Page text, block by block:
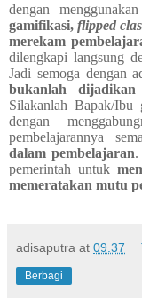
dengan
gamifikasi, flipped
merekam
dilengkapi langsung
Jadi semoga dengan
bukanlah
Silakanlah Bapak/Ibu
dengan
pembelajarannya
dalam pembelajaran.
pemerintah untuk
memeratakan mutu
adisaputra at 09.37
Berbagi